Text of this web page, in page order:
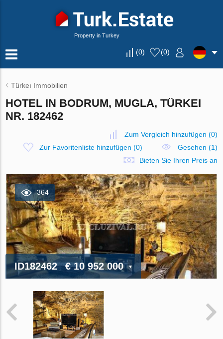
Property in Turkey
(0) (0)
Türkeı Immobilien
HOTEL IN BODRUM, MUGLA, TÜRKEI
NR. 182462
Zum Vergleich hinzufügen (0)
Zur Favoritenliste hinzufügen (0)
Gesehen (1)
Bieten Sie Ihren Preis an
364
ID182462 € 10 952 000